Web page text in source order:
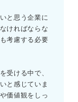
と思う企業に
ければならな
考慮する必要
受ける中で、
と感じていま
価値観をしっ